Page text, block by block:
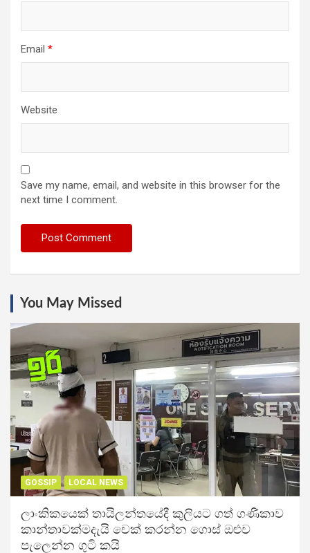
Email *
Website
Save my name, email, and website in this browser for the
next time I comment.
You May Missed
GOSSIP LOCAL NEWS
ලාංකිකයෙක් තායිලන්තයේදී කුලියට ගත් ගණිකාව
කාන්තාවක්මදැයි චෙක් කරන්න ගොස් ඔළුව
පැලෙන්න ගුටි කයි